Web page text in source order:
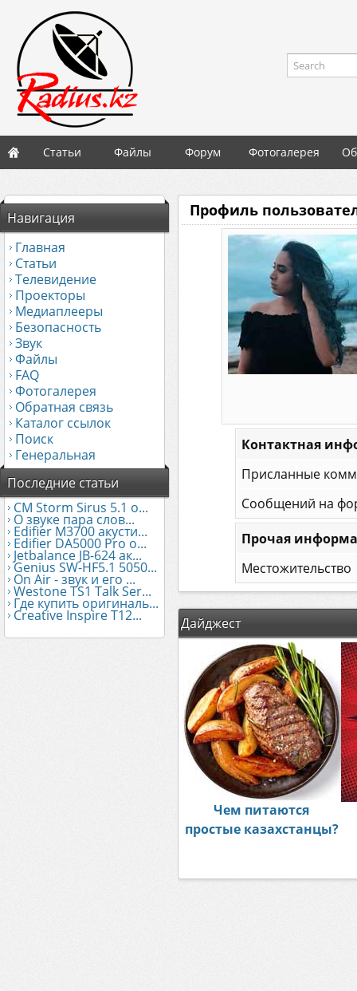
Search
Статьи Файлы Форум Фотогалерея
Навигация
Главная
Статьи
Телевидение
Проекторы
Медиаплееры
Безопасность
Звук
Файлы
FAQ
Фотогалерея
Обратная связь
Каталог ссылок
Поиск
Генеральная
Последние статьи
CM Storm Sirus 5.1 о...
О звуке пара слов...
Edifier М3700 акусти...
Edifier DA5000 Pro о...
Jetbalance JB-624 ак...
Genius SW-HF5.1 5050...
On Air - звук и его ...
Westone TS1 Talk Ser...
Где купить оригиналь...
Creative Inspire T12...
Профиль
Контактная
Присланные
Сообщений на
Прочая
Местожительство
Дайджест
Чем питаются
простые казахстанцы?